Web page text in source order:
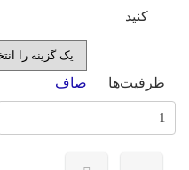
کنید
ظرفیت‌ها
صاف